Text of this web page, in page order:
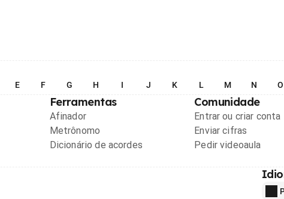
E F G H I J K L M N O
Ferramentas
Afinador
Metrônomo
Dicionário de acordes
Comunidade
Entrar ou criar conta
Enviar cifras
Pedir videoaula